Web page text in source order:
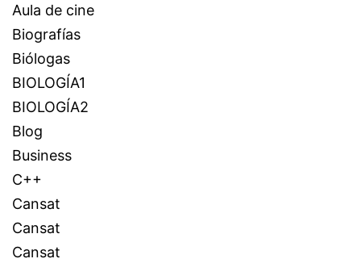
Aula de cine
Biografías
Biólogas
BIOLOGÍA1
BIOLOGÍA2
Blog
Business
C++
Cansat
Cansat
Cansat